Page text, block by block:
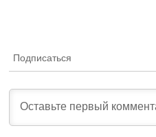
Подписаться